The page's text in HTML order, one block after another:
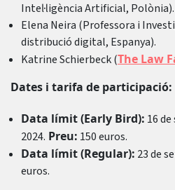
Intel·ligència Artificial, Polònia).
Elena Neira (Professora i
distribució digital, Espanya).
Katrine Schierbeck (The Law
Dates i tarifa de participació:
Data límit (Early Bird): 16
2024. Preu: 150 euros.
Data límit (Regular): 23 de
euros.